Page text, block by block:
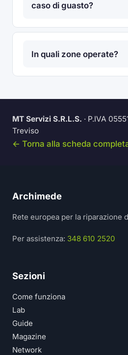
caso di guasto?
In quali zone operate?
MT Servizi S.R.L.S. · P.IVA
Treviso
← Torna alla scheda
Archimede
Rete europea per la riparazione
Per assistenza: 348 610 2520
Sezioni
Come funziona
Lab
Guide
Magazine
Network